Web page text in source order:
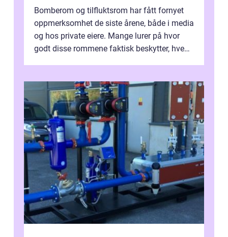
Bomberom og tilfluktsrom har fått fornyet
oppmerksomhet de siste årene, både i media
og hos private eiere. Mange lurer på hvor
godt disse rommene faktisk beskytter, hvem